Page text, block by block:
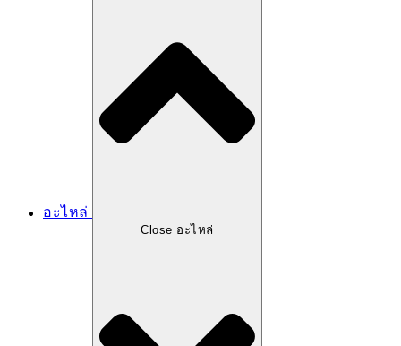
อะไหล่
Close อะไหล่